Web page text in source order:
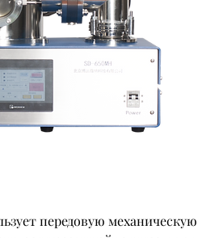
передовую механическую